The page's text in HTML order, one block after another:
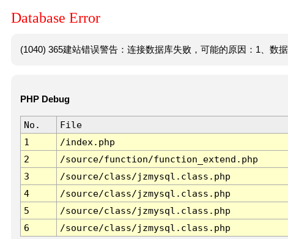
Database Error
(1040) 365建站错误警告：连接数据库失败，可能的原因：1、数
PHP Debug
No. File
1
/index.php
2
/source/function/function_extend.php
3
/source/class/jzmysql.class.php
4
/source/class/jzmysql.class.php
5
/source/class/jzmysql.class.php
6
/source/class/jzmysql.class.php